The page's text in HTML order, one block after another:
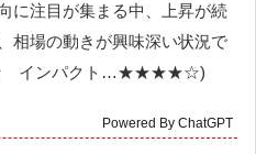
に注目が集まる中、上昇が続
相場の動きが興味深い状況で
インパクト…★★★★☆)
Powered By ChatGPT